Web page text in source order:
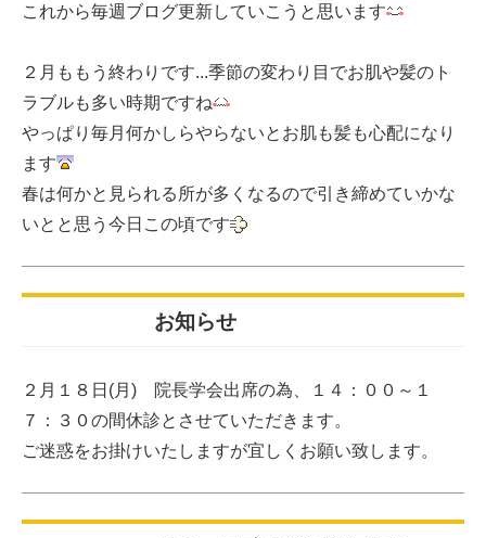
これから毎週ブログ更新していこうと思います
２月ももう終わりです...季節の変わり目でお肌や髪のト
ラブルも多い時期ですね
やっぱり毎月何かしらやらないとお肌も髪も心配になり
ます
春は何かと見られる所が多くなるので引き締めていかな
いとと思う今日この頃です
お知らせ
２月１８日(月) 院長学会出席の為、１４：００～１
７：３０の間休診とさせていただきます。
ご迷惑をお掛けいたしますが宜しくお願い致します。